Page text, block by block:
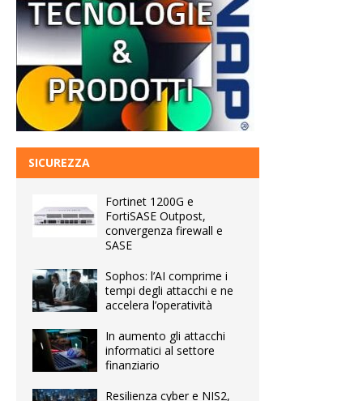
SICUREZZA
Fortinet 1200G e
FortiSASE Outpost,
convergenza firewall e
SASE
Sophos: l’AI comprime i
tempi degli attacchi e ne
accelera l’operatività
In aumento gli attacchi
informatici al settore
finanziario
Resilienza cyber e NIS2,